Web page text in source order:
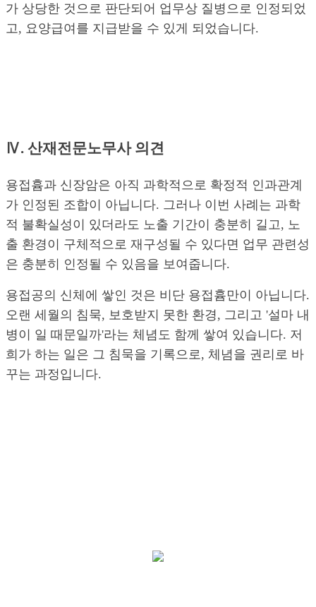
가 상당한 것으로 판단되어 업무상 질병으로 인정되었
고, 요양급여를 지급받을 수 있게 되었습니다.
Ⅳ. 산재전문노무사 의견
용접흄과 신장암은 아직 과학적으로 확정적 인과관계
가 인정된 조합이 아닙니다. 그러나 이번 사례는 과학
적 불확실성이 있더라도 노출 기간이 충분히 길고, 노
출 환경이 구체적으로 재구성될 수 있다면 업무 관련성
은 충분히 인정될 수 있음을 보여줍니다.
용접공의 신체에 쌓인 것은 비단 용접흄만이 아닙니다.
오랜 세월의 침묵, 보호받지 못한 환경, 그리고 '설마 내
병이 일 때문일까'라는 체념도 함께 쌓여 있습니다. 저
희가 하는 일은 그 침묵을 기록으로, 체념을 권리로 바
꾸는 과정입니다.